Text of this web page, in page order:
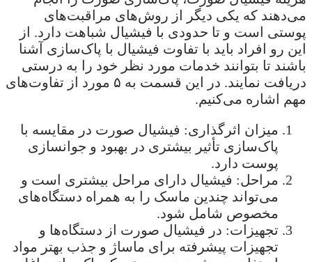
می‌دهند که یکی دیگر از روش‌های مراقبت‌های
پوستی است و تا حدودی با فیشیال شباهت دارد. از
این رو افراد باید با تفاوت فیشیال با پاک‌سازی آشنا
باشند تا بتوانند خدمات مورد نظر خود را به درستی
دریافت نمایند. در این قسمت به ۵ مورد از تفاوت‌های
مهم اشاره می‌کنیم.
میزان اثرگذاری: فیشیال صورت در مقایسه با
پاک‌سازی تأثیر بیشتری در بهبود و جوانسازی
پوست دارد.
مراحل: فیشیال دارای مراحل بیشتری است و
می‌تواند چندین ماسک را به همراه دستگاه‌های
مخصوص شامل شود.
تجهیزات: در فیشیال صورت از دستگاه‌ها و
تجهیزات پیشرفته برای ماساژ و جذب بهتر مواد